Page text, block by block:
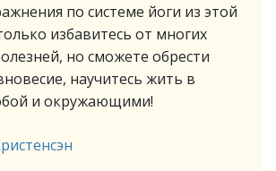
по системе йоги из этой
избавитесь от многих
но сможете обрести
научитесь жить в
и окружающими!